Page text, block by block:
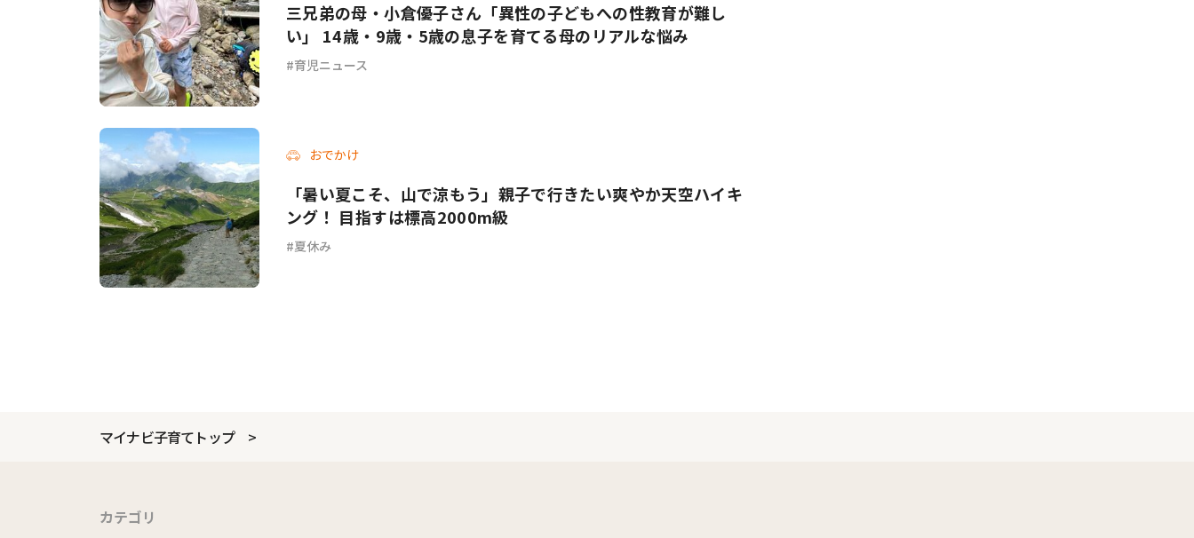
三兄弟の母・小倉優子さん「異性の子どもへの性教育が難し
い」 14歳・9歳・5歳の息子を育てる母のリアルな悩み
育児ニュース
おでかけ
「暑い夏こそ、山で涼もう」親子で行きたい爽やか天空ハイキ
ング！ 目指すは標高2000m級
夏休み
マイナビ子育てトップ
カテゴリ